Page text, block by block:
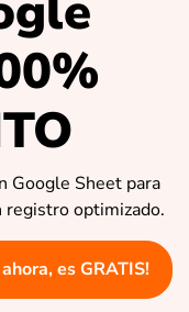
Google Sheet para
registro optimizado.
es GRATIS!